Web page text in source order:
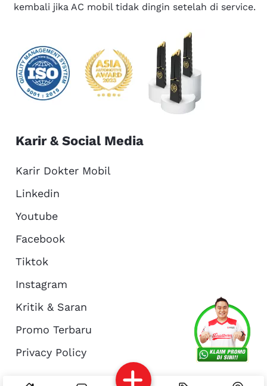
About Us
Reservasi Article
kembali jika AC mobil tidak dingin setelah di service.
Karir & Social Media
Karir Dokter Mobil
Linkedin
Youtube
Facebook
Tiktok
Instagram
Kritik & Saran
Promo Terbaru
Privacy Policy